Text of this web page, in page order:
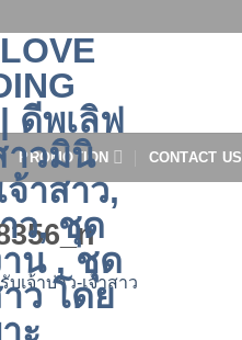
PROMOTION CONTACT US
เจ้าบ่าว-เจ้าสาว